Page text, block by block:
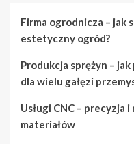
Firma ogrodnicza – jak
estetyczny ogród?
Produkcja sprężyn –
dla wielu gałęzi
Usługi CNC – precyzja
materiałów